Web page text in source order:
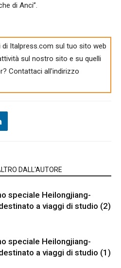
di Anci”.
Italpress.com sul tuo sito web
sul nostro sito e su quelli
Contattaci all'indirizzo
DALL'AUTORE
speciale Heilongjiang-
a viaggi di studio (2)
speciale Heilongjiang-
a viaggi di studio (1)